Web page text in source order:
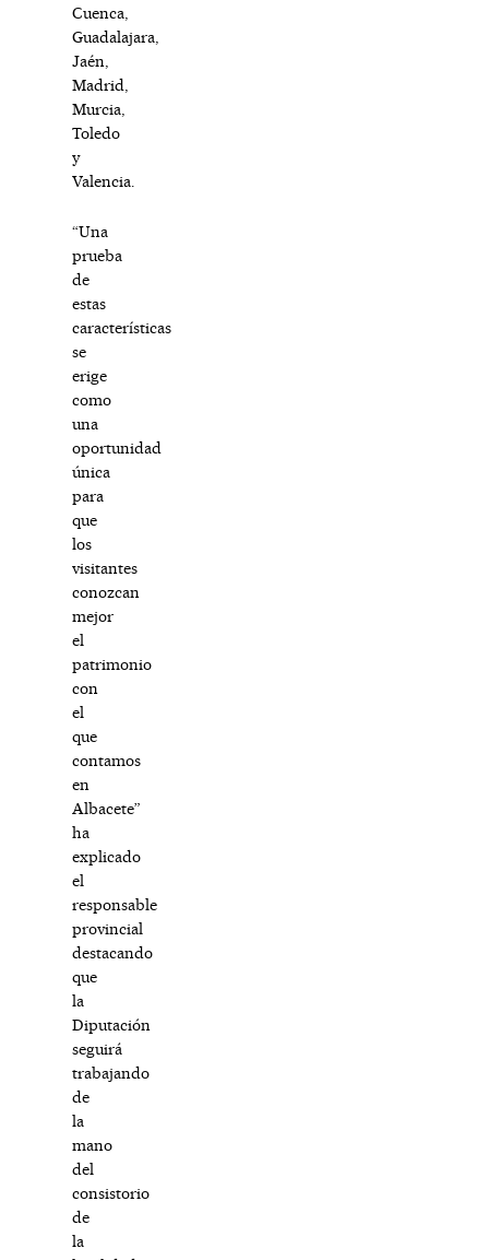
Cuenca,
Guadalajara,
Jaén,
Madrid,
Murcia,
Toledo
y
Valencia.
“Una
prueba
de
estas
características
se
erige
como
una
oportunidad
única
para
que
los
visitantes
conozcan
mejor
el
patrimonio
con
el
que
contamos
en
Albacete”
ha
explicado
el
responsable
provincial
destacando
que
la
Diputación
seguirá
trabajando
de
la
mano
del
consistorio
de
la